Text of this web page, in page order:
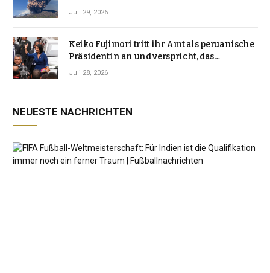
Vulkanlandschaft
Juli 29, 2026
Keiko Fujimori tritt ihr Amt als peruanische
Präsidentin an und verspricht, das
Jahrzehnt der Instabilität zu beenden
Juli 28, 2026
NEUESTE NACHRICHTEN